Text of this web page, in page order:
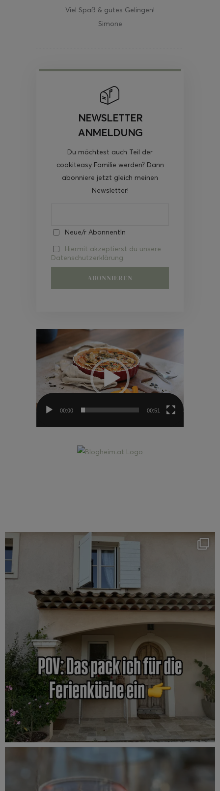
Viel Spaß & gutes Gelingen!
Simone
NEWSLETTER
ANMELDUNG
Du möchtest auch Teil der
cookiteasy Familie werden? Dann
abonniere jetzt gleich meinen
Newsletter!
Neue/r AbonnentIn
Hiermit akzeptierst du unsere
Datenschutzerklärung.
Video-
00:00 00:51